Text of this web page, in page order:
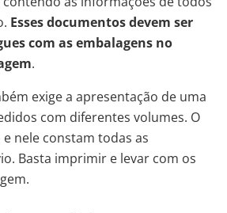
Esses documentos devem ser
com as embalagens no
.
exige a apresentação de uma
com diferentes volumes. O
nele constam todas as
Basta imprimir e levar com os